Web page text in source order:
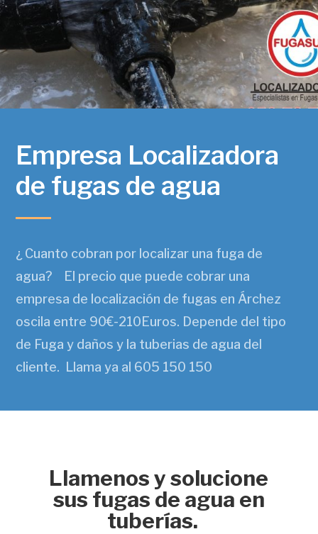
Empresa Localizadora
de fugas de agua
¿ Cuanto cobran por localizar una fuga de
agua? El precio que puede cobrar una
empresa de localización de fugas en Árchez
oscila entre 90€-210Euros. Depende del tipo
de Fuga y daños y la tuberias de agua del
cliente. Llama ya al 605 150 150
Llamenos y solucione
sus fugas de agua en
tuberías.